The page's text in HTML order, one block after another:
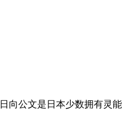
向公文是日本少数拥有灵